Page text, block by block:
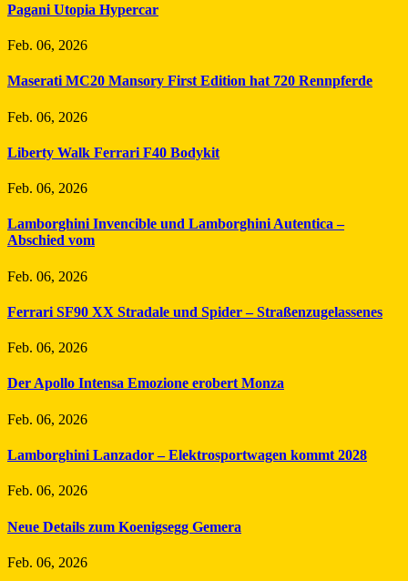
Pagani Utopia Hypercar
Feb. 06, 2026
Maserati MC20 Mansory First Edition hat 720 Rennpferde
Feb. 06, 2026
Liberty Walk Ferrari F40 Bodykit
Feb. 06, 2026
Lamborghini Invencible und Lamborghini Autentica –
Abschied vom
Feb. 06, 2026
Ferrari SF90 XX Stradale und Spider – Straßenzugelassenes
Feb. 06, 2026
Der Apollo Intensa Emozione erobert Monza
Feb. 06, 2026
Lamborghini Lanzador – Elektrosportwagen kommt 2028
Feb. 06, 2026
Neue Details zum Koenigsegg Gemera
Feb. 06, 2026